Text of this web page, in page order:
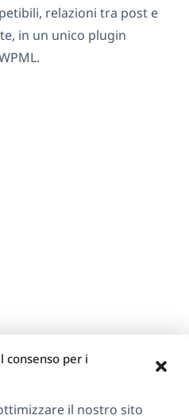
consenso per i
il nostro sito
relazioni tra post e
in un unico plugin